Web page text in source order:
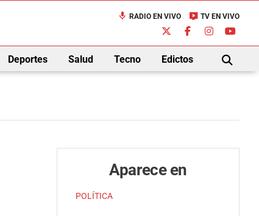
mic RADIO EN VIVO live_tv TV EN VIVO
Deportes Salud Tecno Edictos
BUSCAR
Aparece en
POLÍTICA